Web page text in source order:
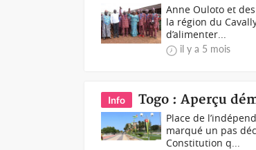
Anne Ouloto et
la région du
d’alimenter...
il y a 5 mois
Info Togo : Aperçu
Place de
marqué un pas
Constitution q...